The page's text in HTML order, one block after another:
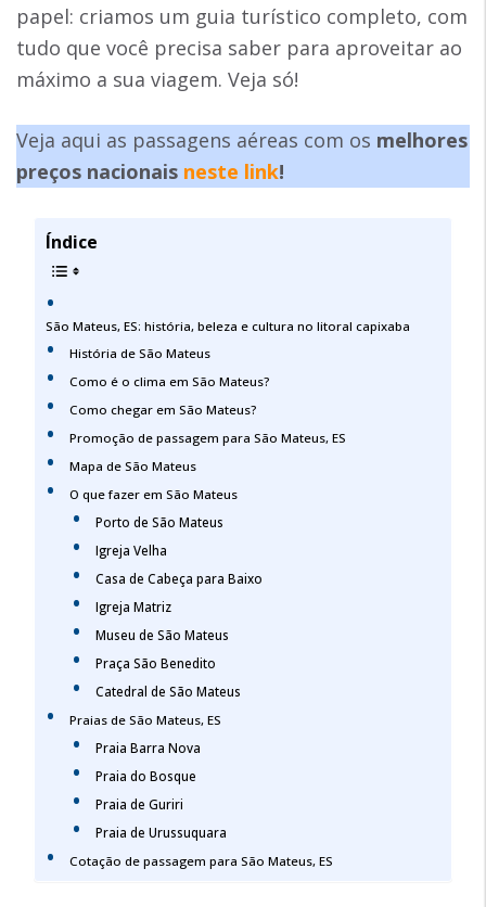
papel: criamos um guia turístico completo, com
tudo que você precisa saber para aproveitar ao
máximo a sua viagem. Veja só!
Veja aqui as passagens aéreas com os melhores
preços nacionais neste link!
Índice
São Mateus, ES: história, beleza e cultura no litoral capixaba
História de São Mateus
Como é o clima em São Mateus?
Como chegar em São Mateus?
Promoção de passagem para São Mateus, ES
Mapa de São Mateus
O que fazer em São Mateus
Porto de São Mateus
Igreja Velha
Casa de Cabeça para Baixo
Igreja Matriz
Museu de São Mateus
Praça São Benedito
Catedral de São Mateus
Praias de São Mateus, ES
Praia Barra Nova
Praia do Bosque
Praia de Guriri
Praia de Urussuquara
Cotação de passagem para São Mateus, ES